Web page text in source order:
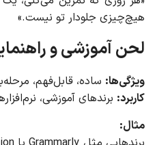
هیچ‌چیزی جلو‌دار تو نیست.»
لحن آموزشی و
ویژگی‌ها: ساده، قابل‌فهم،
کاربرد: برندهای آموزشی،
مثال: